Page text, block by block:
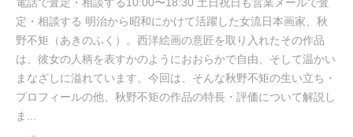
電話で査定・相談する10:00〜18:30 土日祝日も営業メールで査
定・相談する 明治から昭和にかけて活躍した女流日本画家、秋
野不矩（あきのふく）。西洋絵画の意匠を取り入れたその作品
は、彼女の人柄を表すかのようにおおらかで自由、そして温かい
まなざしに溢れています。今回は、そんな秋野不矩の生い立ち・
プロフィールの他、秋野不矩の作品の特長・評価について解説し
ま...